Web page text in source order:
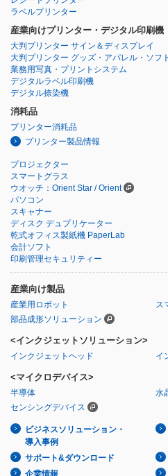
ラベルプリンター
産業向けプリンター・デジタル印刷機
大判プリンター サイン＆ディスプレイ
大判プリンター グッズ・アパレル・ソフ
業務用写真・プリントシステム
デジタルラベル印刷機
デジタル捺染機
消耗品
プリンター消耗品
プリンター製品情報
プロジェクター
スマートグラス
ウオッチ：Orient Star / Orient
パソコン
スキャナー
ディスク デュプリケーター
乾式オフィス製紙機 PaperLab
会計ソフト
印刷管理セキュリティー
産業向け製品
産業用ロボット
ス
部品成形ソリューション
<インクジェットソリューション>
インクジェットヘッド イ
<マイクロデバイス>
半導体
水
センシングデバイス
ビジネスソリューション・
導入事例
サポート&ダウンロード
企業情報